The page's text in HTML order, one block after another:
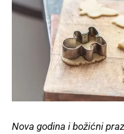
Nova godina i božićni